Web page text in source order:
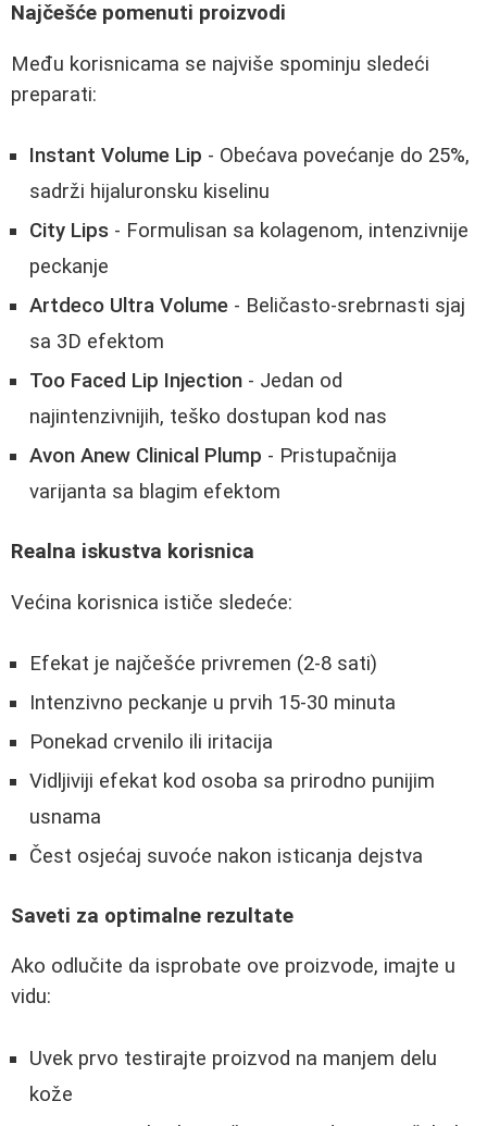
Najčešće pomenuti proizvodi
Među korisnicama se najviše spominju sledeći
preparati:
Instant Volume Lip - Obećava povećanje do 25%,
sadrži hijaluronsku kiselinu
City Lips - Formulisan sa kolagenom, intenzivnije
peckanje
Artdeco Ultra Volume - Beličasto-srebrnasti sjaj
sa 3D efektom
Too Faced Lip Injection - Jedan od
najintenzivnijih, teško dostupan kod nas
Avon Anew Clinical Plump - Pristupačnija
varijanta sa blagim efektom
Realna iskustva korisnica
Većina korisnica ističe sledeće:
Efekat je najčešće privremen (2-8 sati)
Intenzivno peckanje u prvih 15-30 minuta
Ponekad crvenilo ili iritacija
Vidljiviji efekat kod osoba sa prirodno punijim
usnama
Čest osjećaj suvoće nakon isticanja dejstva
Saveti za optimalne rezultate
Ako odlučite da isprobate ove proizvode, imajte u
vidu:
Uvek prvo testirajte proizvod na manjem delu
kože